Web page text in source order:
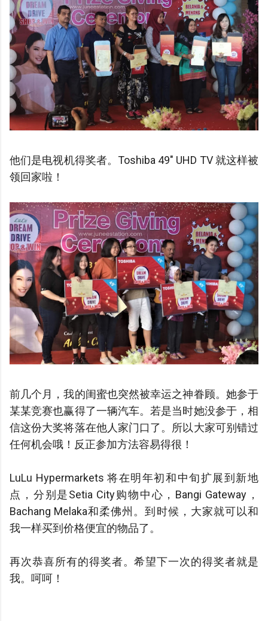
他们是电视机得奖者。Toshiba 49" UHD TV 就这样被
领回家啦！
前几个月，我的闺蜜也突然被幸运之神眷顾。她参于
某某竞赛也赢得了一辆汽车。若是当时她没参于，相
信这份大奖将落在他人家门口了。所以大家可别错过
任何机会哦！反正参加方法容易得很！
LuLu Hypermarkets 将在明年初和中旬扩展到新地
点，分别是Setia City购物中心，Bangi Gateway，
Bachang Melaka和柔佛州。到时候，大家就可以和
我一样买到价格便宜的物品了。
再次恭喜所有的得奖者。希望下一次的得奖者就是
我。呵呵！